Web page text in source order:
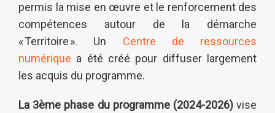
permis la mise en œuvre et le renforcement des
compétences autour de la démarche
« Territoire ». Un Centre de ressources
numérique a été créé pour diffuser largement
les acquis du programme.
La 3ème phase du programme (2024-2026)vise